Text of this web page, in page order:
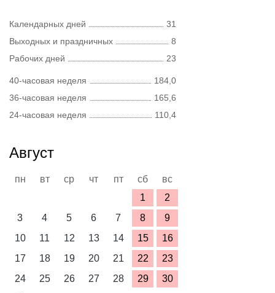
Календарных дней
31
Выходных и праздничных
8
Рабочих дней
23
40-часовая неделя
184,0
36-часовая неделя
165,6
24-часовая неделя
110,4
Август
пн вт ср чт пт сб
вс
1
2
3
4 5 6 7 8
9
10
11 12 13 14 15
16
17
18 19 20 21 22
23
24
25 26 27 28 29
30